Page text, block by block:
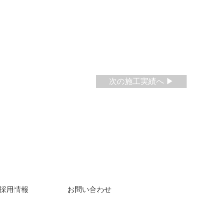
次の施工実績へ ▶
用情報 ​お問い合わせ